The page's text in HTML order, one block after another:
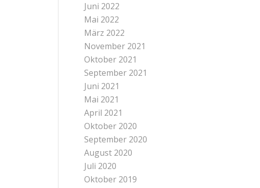
Juni 2022
Mai 2022
März 2022
November 2021
Oktober 2021
September 2021
Juni 2021
Mai 2021
April 2021
Oktober 2020
September 2020
August 2020
Juli 2020
Oktober 2019